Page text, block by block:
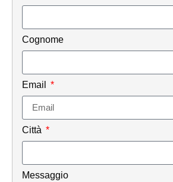
Cognome
Email
Città
Messaggio